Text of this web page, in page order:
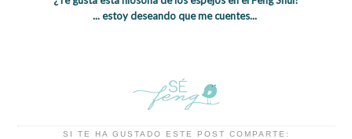
... estoy deseando que me cuentes...
SI TE HA GUSTADO ESTE POST COMPARTE: